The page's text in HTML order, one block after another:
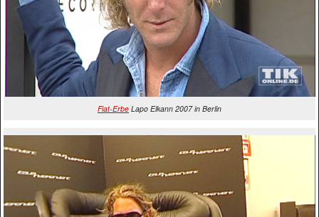
Fiat-Erbe Lapo Elkann 2007 in Berlin